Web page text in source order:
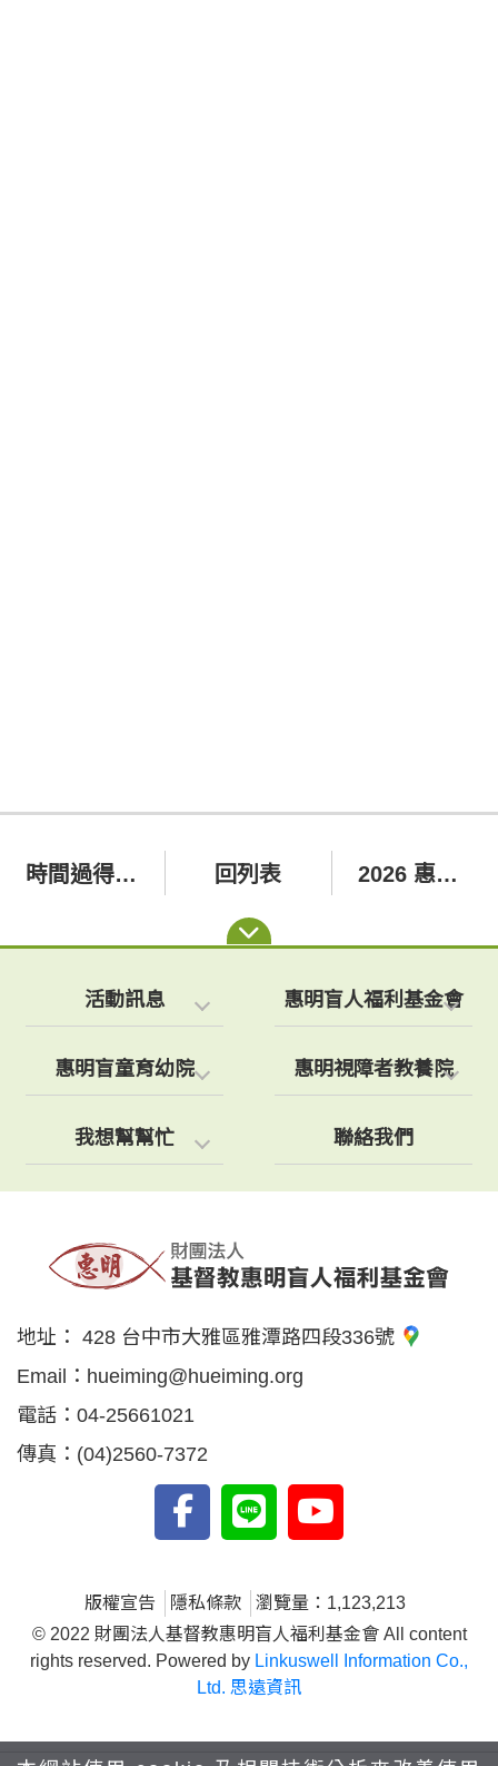
時間過得真快，到了年底感恩祝福的時刻 回列表 2026 惠明除夕午宴：聞著果香，聽見平安
活動訊息 惠明盲人福利基金會
惠明盲童育幼院 惠明視障者教養院
我想幫幫忙 聯絡我們
地址： 428 台中市大雅區雅潭路四段336號
Email： hueiming@hueiming.org
電話： 04-25661021
傳真： (04)2560-7372
版權宣告 隱私條款
瀏覽量：1,123,213
© 2022 財團法人基督教惠明盲人福利基金會 All content
rights reserved. Powered by Linkuswell Information Co.,
Ltd. 思遠資訊